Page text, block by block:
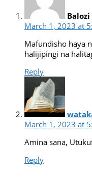
Balozi
March 1, 2023 at
Mafundisho haya
halijipingi na
Reply
March 1, 2023 at
Amina sana,
Reply